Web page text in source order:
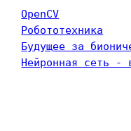
OpenCV
Робототехника
Будущее за
Нейронная сеть -